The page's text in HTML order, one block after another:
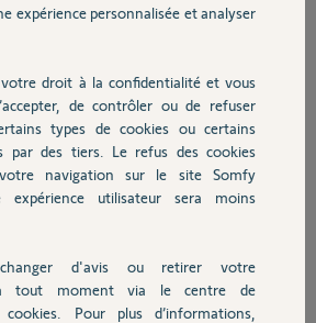
au fil de discussion
des chiffres et le SSID plus la clé WIFI ne
45 caractères.
expérience personnalisée et analyser
votre droit à la confidentialité et vous
de contrôler ou de refuser
types de cookies ou certains
par des tiers. Le refus des cookies
votre navigation sur le site Somfy
expérience utilisateur sera moins
d'avis ou retirer votre
à tout moment via le centre de
Pour plus d’informations,